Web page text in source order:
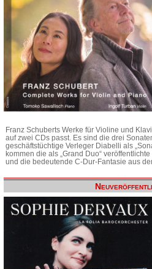
Franz Schuberts Werke für Violine und
auf zwei CDs passt. Es sind die drei
geschäftstüchtige Verleger Diabelli als
kommen die als „Grand Duo“
und die bedeutende C-Dur-Fantasie aus